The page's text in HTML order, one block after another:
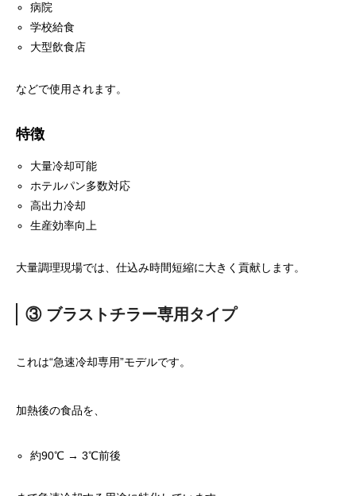
病院
学校給食
大型飲食店
などで使用されます。
特徴
大量冷却可能
ホテルパン多数対応
高出力冷却
生産効率向上
大量調理現場では、仕込み時間短縮に大きく貢献します。
③ ブラストチラー専用タイプ
これは“急速冷却専用”モデルです。
加熱後の食品を、
約90℃ → 3℃前後